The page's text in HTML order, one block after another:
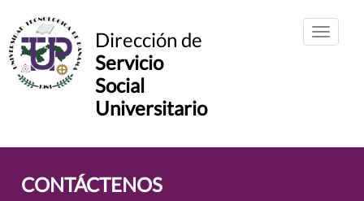
Dirección de
Servicio
Social
Universitario
CONTÁCTENOS